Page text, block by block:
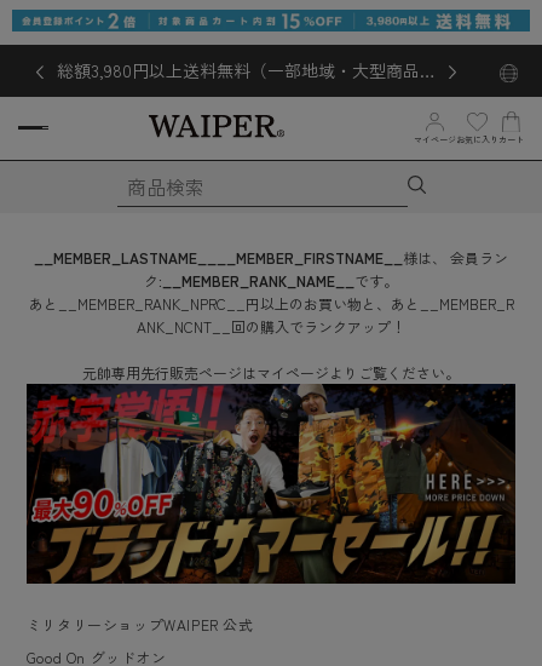
総額3,980円以上送料無料（一部地域・大型商品対
マイページ お気に入り カート
__MEMBER_LASTNAME__ __MEMBER_FIRSTNAME__ 様は、
会員ラン
ク: __MEMBER_RANK_NAME__ です。
あと
__MEMBER_RANK_NPRC__ 円以上のお買い物と、あと
__MEMBER_R
ANK_NCNT__ 回の購入でランクアップ！
元帥専用先行販売ページはマイページよりご覧ください。
ミリタリーショップWAIPER 公式
Good On グッドオン